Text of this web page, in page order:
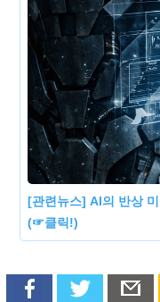
[관련뉴스] AI의 반상
(☞클릭!)